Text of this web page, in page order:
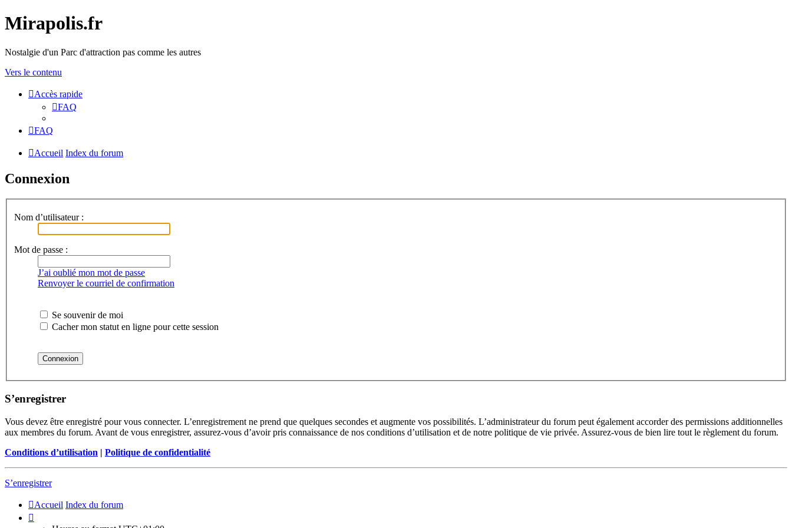
Mirapolis.fr
Nostalgie d'un Parc d'attraction pas comme les autres
Vers le contenu
Accès rapide
FAQ
FAQ
Accueil Index du forum
Connexion
Nom d’utilisateur :
Mot de passe :
J’ai oublié mon mot de passe
Renvoyer le courriel de confirmation
Se souvenir de moi
Cacher mon statut en ligne pour cette session
S’enregistrer
Vous devez être enregistré pour vous connecter. L’enregistrement ne prend que quelques secondes et augmente vos possibilités. L’administrateur du forum peut également accorder des permissions additionnelles
aux membres du forum. Avant de vous enregistrer, assurez-vous d’avoir pris connaissance de nos conditions d’utilisation et de notre politique de vie privée. Assurez-vous de bien lire tout le règlement du forum.
Conditions d’utilisation | Politique de confidentialité
S’enregistrer
Accueil Index du forum